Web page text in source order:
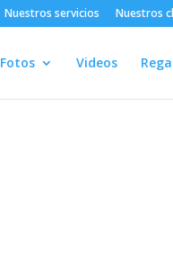
Nuestros servicios Nuestros
Fotos Videos